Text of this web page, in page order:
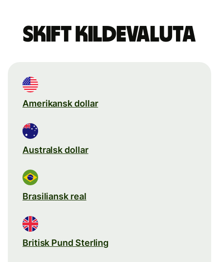
Skift kildevaluta
Amerikansk dollar
Australsk dollar
Brasiliansk real
Britisk Pund Sterling